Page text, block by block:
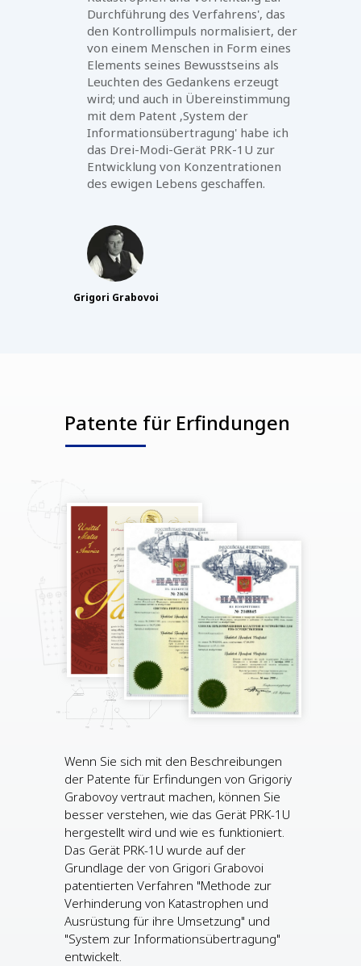
Durchführung des Verfahrens', das
den Kontrollimpuls normalisiert, der
von einem Menschen in Form eines
Elements seines Bewusstseins als
Leuchten des Gedankens erzeugt
wird; und auch in Übereinstimmung
mit dem Patent ‚System der
Informationsübertragung' habe ich
das Drei-Modi-Gerät PRK-1U zur
Entwicklung von Konzentrationen
des ewigen Lebens geschaffen.
Grigori Grabovoi
Patente für Erfindungen
Wenn Sie sich mit den Beschreibungen
der Patente für Erfindungen von Grigoriy
Grabovoy vertraut machen, können Sie
besser verstehen, wie das Gerät PRK-1U
hergestellt wird und wie es funktioniert.
Das Gerät PRK-1U wurde auf der
Grundlage der von Grigori Grabovoi
patentierten Verfahren "Methode zur
Verhinderung von Katastrophen und
Ausrüstung für ihre Umsetzung" und
"System zur Informationsübertragung"
entwickelt.